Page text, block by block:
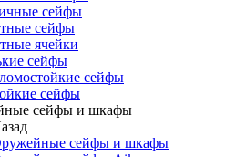
сейфы
сейфы
ячейки
сейфы
сейфы
сейфы
сейфы и шкафы
сейфы и шкафы